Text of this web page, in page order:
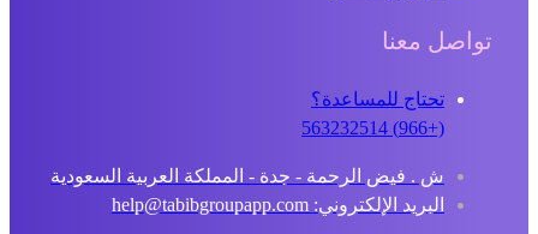
تواصل معنا
تحتاج للمساعدة؟
ش . فيض الرحمة - جدة - المملكة العربية السعودية
البريد الإلكتروني: help@tabibgroupapp.com